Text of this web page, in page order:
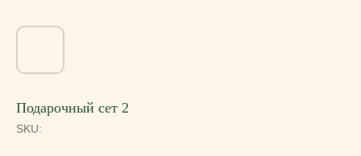
Подарочный сет 2
SKU: